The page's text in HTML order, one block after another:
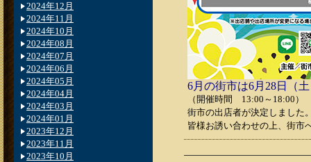
6月の街市は6月28日（
（開催時間 13:00～18:00）
街市の出店者が決定しました
皆様お誘い合わせの上、街市
2024年12月
2024年11月
2024年10月
2024年08月
2024年07月
2024年06月
2024年05月
2024年04月
2024年03月
2024年01月
2023年12月
2023年11月
2023年10月